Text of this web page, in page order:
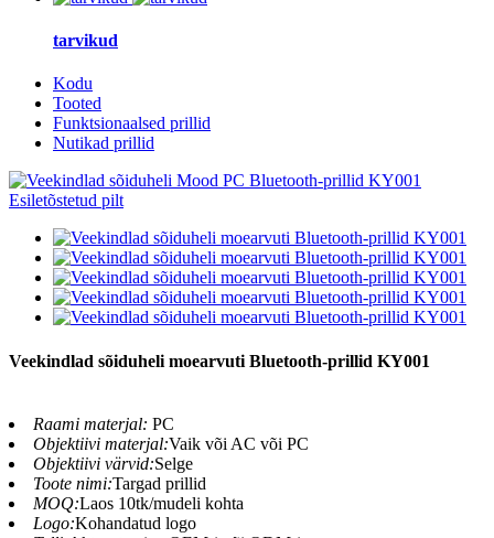
tarvikud
Kodu
Tooted
Funktsionaalsed prillid
Nutikad prillid
Veekindlad sõiduheli moearvuti Bluetooth-prillid KY001
Raami materjal: PC
Objektiivi materjal:Vaik või AC või PC
Objektiivi värvid:Selge
Toote nimi:Targad prillid
MOQ:Laos 10tk/mudeli kohta
Logo:Kohandatud logo